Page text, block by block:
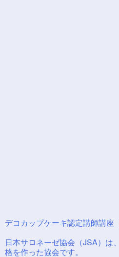
デコカップケーキ認定講師講座
日本サロネーゼ協会（JSA）は
格を作った協会です。